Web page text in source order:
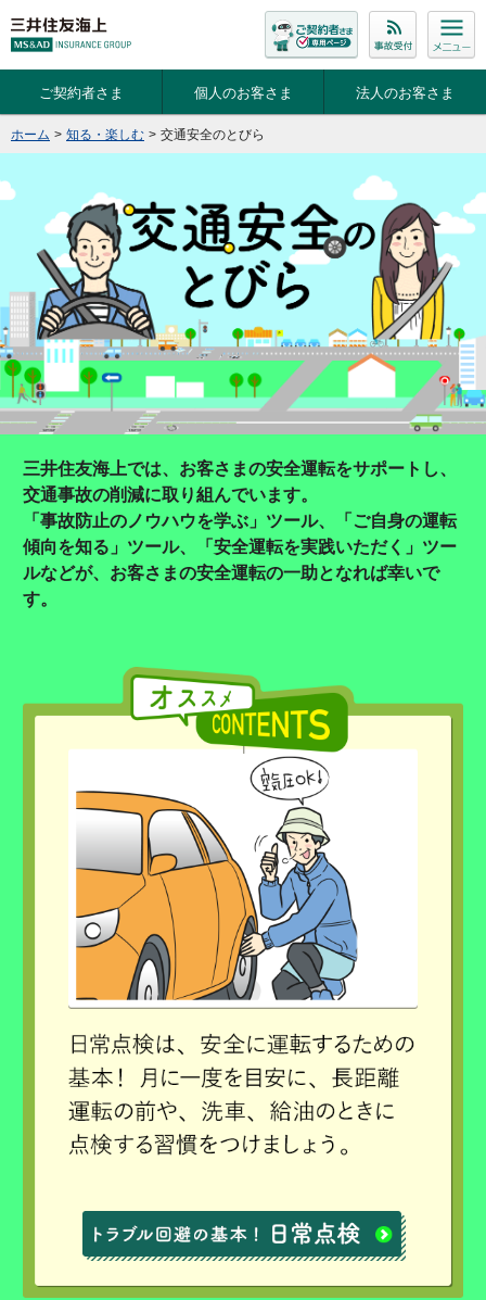
ご契約者さま 個人のお客さま 法人のお客さま
ホーム > 知る・楽しむ > 交通安全のとびら
三井住友海上では、お客さまの安全運転をサポートし、
交通事故の削減に取り組んでいます。
「事故防止のノウハウを学ぶ」ツール、「ご自身の運転
傾向を知る」ツール、
「安全運転を実践いただく」ツー
ルなどが、 お客さまの安全運転の一助となれば幸いで
す。